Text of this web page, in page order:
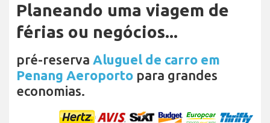
Planeando uma viagem de
férias ou negócios...
pré-reserva Aluguel de carro em
Penang Aeroporto para grandes
economias.